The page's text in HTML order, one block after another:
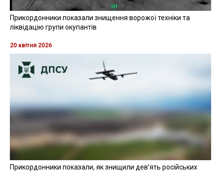
Прикордонники показали знищення ворожої техніки та
ліквідацію групи окупантів
20 квітня 2026
Прикордонники показали, як знищили девʼять російських